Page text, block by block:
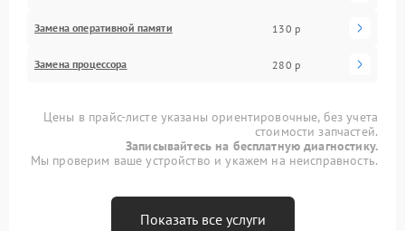
Замена оперативной памяти 130 р
Замена процессора 280 р
Цены в прайс-листе указаны ориентировочные, без учета
стоимости запчастей.
Записывайтесь на бесплатную диагностику.
Мы проверим ваше устройство и укажем на неисправность.
Показать все услуги